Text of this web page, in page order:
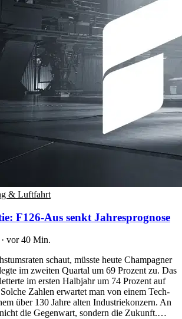
& Luftfahrt
F126-Aus senkt Jahresprognose
· vor 40 Min.
schaut, müsste heute Champagner
im zweiten Quartal um 69 Prozent zu. Das
im ersten Halbjahr um 74 Prozent auf
Zahlen erwartet man von einem Tech-
über 130 Jahre alten Industriekonzern. An
die Gegenwart, sondern die Zukunft.…